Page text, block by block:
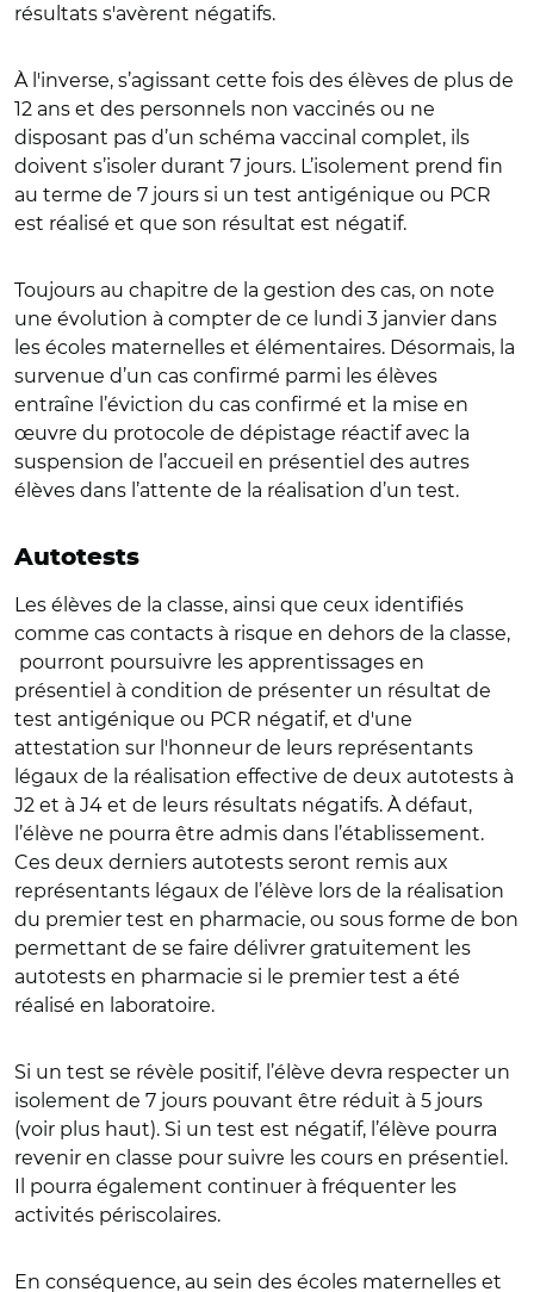
résultats s'avèrent négatifs.
À l'inverse, s’agissant cette fois des élèves de plus de
12 ans et des personnels non vaccinés ou ne
disposant pas d’un schéma vaccinal complet, ils
doivent s’isoler durant 7 jours. L’isolement prend fin
au terme de 7 jours si un test antigénique ou PCR
est réalisé et que son résultat est négatif.
Toujours au chapitre de la gestion des cas, on note
une évolution à compter de ce lundi 3 janvier dans
les écoles maternelles et élémentaires. Désormais, la
survenue d’un cas confirmé parmi les élèves
entraîne l’éviction du cas confirmé et la mise en
œuvre du protocole de dépistage réactif avec la
suspension de l’accueil en présentiel des autres
élèves dans l’attente de la réalisation d’un test.
Autotests
Les élèves de la classe, ainsi que ceux identifiés
comme cas contacts à risque en dehors de la classe,
pourront poursuivre les apprentissages en
présentiel à condition de présenter un résultat de
test antigénique ou PCR négatif, et d'une
attestation sur l'honneur de leurs représentants
légaux de la réalisation effective de deux autotests à
J2 et à J4 et de leurs résultats négatifs. À défaut,
l’élève ne pourra être admis dans l’établissement.
Ces deux derniers autotests seront remis aux
représentants légaux de l’élève lors de la réalisation
du premier test en pharmacie, ou sous forme de bon
permettant de se faire délivrer gratuitement les
autotests en pharmacie si le premier test a été
réalisé en laboratoire.
Si un test se révèle positif, l’élève devra respecter un
isolement de 7 jours pouvant être réduit à 5 jours
(voir plus haut). Si un test est négatif, l’élève pourra
revenir en classe pour suivre les cours en présentiel.
Il pourra également continuer à fréquenter les
activités périscolaires.
En conséquence, au sein des écoles maternelles et